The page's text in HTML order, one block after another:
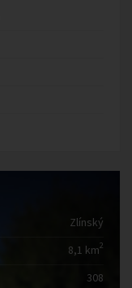
Zlínský
8,1 km2
308